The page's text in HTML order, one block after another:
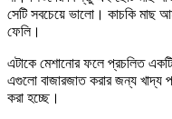
সেটি সবচেয়ে ভালো। কাচকি মাছ
ফেলি।
এটাকে মেশানোর ফলে প্রচলিত
এগুলো বাজারজাত করার জন্য খাদ্য
করা হচ্ছে।